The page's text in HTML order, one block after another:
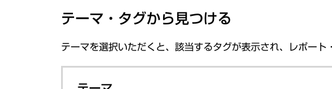
テーマ・タグから見つける
テーマを選択いただくと、該当するタグが表示され、レポート